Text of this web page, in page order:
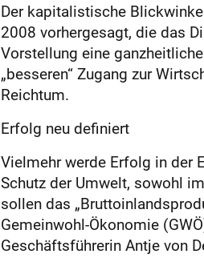
Der kapitalistische
2008 vorhergesagt, die das
Vorstellung eine
„besseren“ Zugang zur
Reichtum.
Erfolg neu definiert
Vielmehr werde Erfolg in der
Schutz der Umwelt, sowohl
sollen das
Gemeinwohl-Ökonomie
Geschäftsführerin Antje von